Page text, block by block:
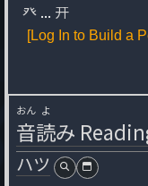
癶 ... 开
[Log In to Build a
音
おん
読
よ
み
ハツ